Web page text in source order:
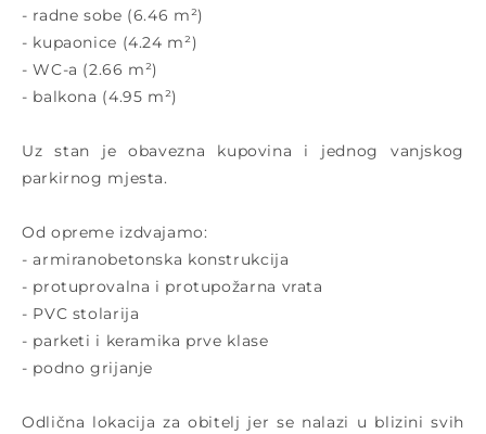
- radne sobe (6.46 m²)
- kupaonice (4.24 m²)
- WC-a (2.66 m²)
- balkona (4.95 m²)
Uz stan je obavezna kupovina i jednog vanjskog
parkirnog mjesta.
Od opreme izdvajamo:
- armiranobetonska konstrukcija
- protuprovalna i protupožarna vrata
- PVC stolarija
- parketi i keramika prve klase
- podno grijanje
Odlična lokacija za obitelj jer se nalazi u blizini svih